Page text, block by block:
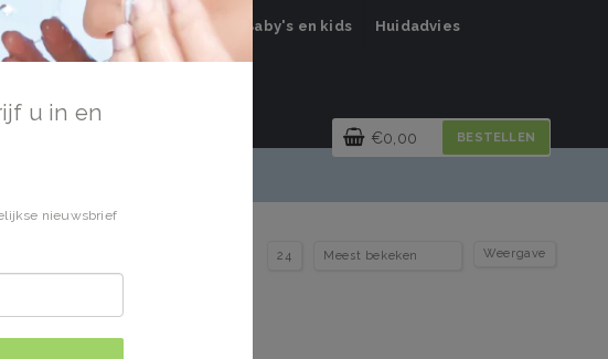
Huidverzorging Mannen Baby's en kids Huidadvies
€0,00 BESTELLEN
Weergave
u in en
nieuwsbrief